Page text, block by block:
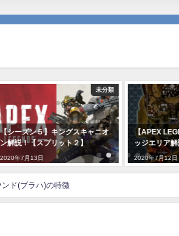
未分類
【シーズン５】キングスキャニオ
ン解説！【スプリット２】
2020年7月13日
【APEX
ッジエリア解
2020年7月12日
ド(ブラハ)の特徴